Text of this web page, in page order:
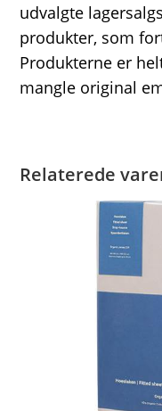
udvalgte
produkter, som
Produkterne er
mangle original
Relaterede